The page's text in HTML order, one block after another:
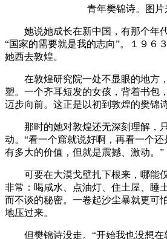
青年樊锦诗。图片
她说她成长在新中国，有那个年
“国家的需要就是我的志向”。１９６
她西去敦煌。
在敦煌研究院一处不显眼的地方
塑。一个齐耳短发的女孩，背着书包
迈步向前。这正是以初到敦煌的樊锦
那时的她对敦煌还无深刻理解，
动。“看一个窟就说好啊，再看一个
有多大的价值，但就是震撼、激动。”
可要在大漠戈壁扎下根来，哪能
非常：喝咸水、点油灯、住土屋、睡
而不谈的秘密。一卷起沙尘暴就更可
地压过来。
但樊锦诗没走。“开始我也没想